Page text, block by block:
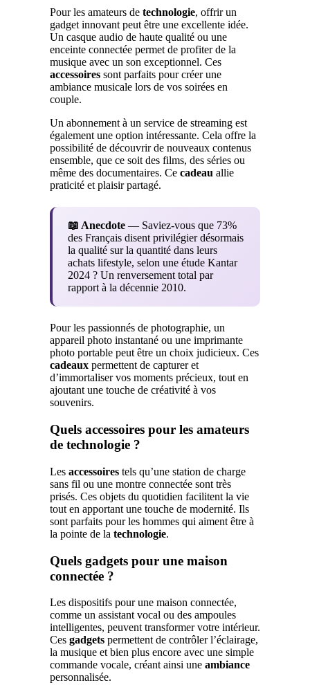
Pour les amateurs de technologie, offrir un
gadget innovant peut être une excellente idée.
Un casque audio de haute qualité ou une
enceinte connectée permet de profiter de la
musique avec un son exceptionnel. Ces
accessoires sont parfaits pour créer une
ambiance musicale lors de vos soirées en
couple.
Un abonnement à un service de streaming est
également une option intéressante. Cela offre la
possibilité de découvrir de nouveaux contenus
ensemble, que ce soit des films, des séries ou
même des documentaires. Ce cadeau allie
praticité et plaisir partagé.
📖 Anecdote — Saviez-vous que 73%
des Français disent privilégier désormais
la qualité sur la quantité dans leurs
achats lifestyle, selon une étude Kantar
2024 ? Un renversement total par
rapport à la décennie 2010.
Pour les passionnés de photographie, un
appareil photo instantané ou une imprimante
photo portable peut être un choix judicieux. Ces
cadeaux permettent de capturer et
d’immortaliser vos moments précieux, tout en
ajoutant une touche de créativité à vos
souvenirs.
Quels accessoires pour les amateurs
de technologie ?
Les accessoires tels qu’une station de charge
sans fil ou une montre connectée sont très
prisés. Ces objets du quotidien facilitent la vie
tout en apportant une touche de modernité. Ils
sont parfaits pour les hommes qui aiment être à
la pointe de la technologie.
Quels gadgets pour une maison
connectée ?
Les dispositifs pour une maison connectée,
comme un assistant vocal ou des ampoules
intelligentes, peuvent transformer votre intérieur.
Ces gadgets permettent de contrôler l’éclairage,
la musique et bien plus encore avec une simple
commande vocale, créant ainsi une ambiance
personnalisée.